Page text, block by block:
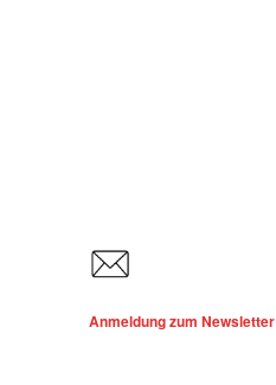
Anmeldung zum Newsletter